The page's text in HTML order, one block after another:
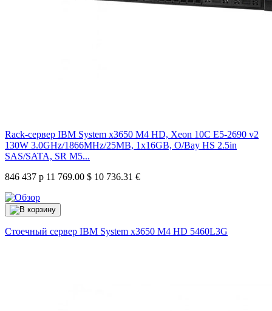
Rack-сервер IBM System x3650 M4 HD, Xeon 10C E5-2690 v2
130W 3.0GHz/1866MHz/25MB, 1x16GB, O/Bay HS 2.5in
SAS/SATA, SR M5...
846 437 р 11 769.00 $ 10 736.31 €
Стоечный сервер IBM System x3650 M4 HD 5460L3G